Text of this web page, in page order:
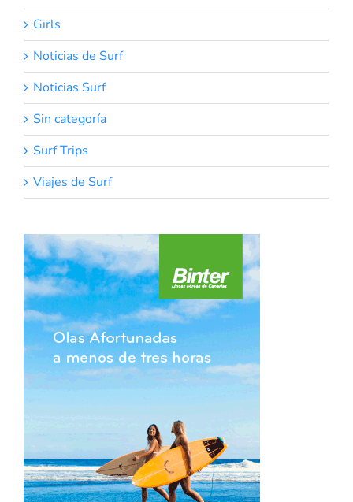
Girls
Noticias de Surf
Noticias Surf
Sin categoría
Surf Trips
Viajes de Surf